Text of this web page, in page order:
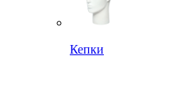
Кепки